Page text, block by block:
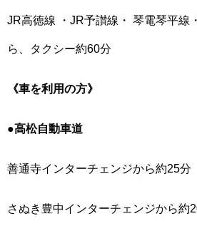
JR高徳線 ・JR予讃線・ 琴電琴平線
ら、タクシー約60分
《車を利用の方》
●高松自動車道
善通寺インターチェンジから約25分
さぬき豊中インターチェンジから約